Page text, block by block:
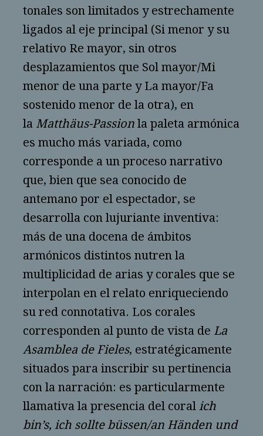
tonales son limitados y estrechamente
ligados al eje principal (Si menor y su
relativo Re mayor, sin otros
desplazamientos que Sol mayor/Mi
menor de una parte y La mayor/Fa
sostenido menor de la otra), en
la Matthäus-Passion la paleta armónica
es mucho más variada, como
corresponde a un proceso narrativo
que, bien que sea conocido de
antemano por el espectador, se
desarrolla con lujuriante inventiva:
más de una docena de ámbitos
armónicos distintos nutren la
multiplicidad de arias y corales que se
interpolan en el relato enriqueciendo
su red connotativa. Los corales
corresponden al punto de vista de La
Asamblea de Fieles, estratégicamente
situados para inscribir su pertinencia
con la narración: es particularmente
llamativa la presencia del coral ich
bin’s, ich sollte büssen/an Händen und